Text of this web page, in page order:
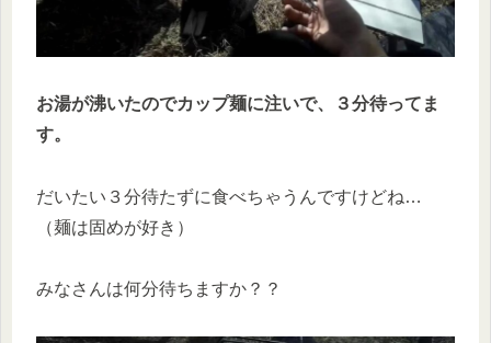
お湯が沸いたのでカップ麺に注いで、３分待ってま
す。
だいたい３分待たずに食べちゃうんですけどね…
（麺は固めが好き）
みなさんは何分待ちますか？？